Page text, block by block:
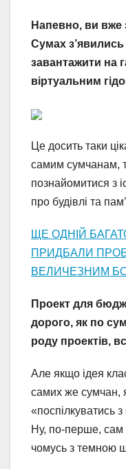
Напевно, ви вже
Сумах
завантажити на
віртуальним
Це досить таки
самим сумчанам,
познайомитися з
про будівлі та
ЩЕ ОДНІЙ
ПРИДБАЛИ
ВЕЛИЧЕЗНИМ
Проект для
дорого, як по
роду проектів,
Але якщо ідея
самих же сумчан,
«поспілкуватись
Ну, по-перше, сам
чомусь з темною